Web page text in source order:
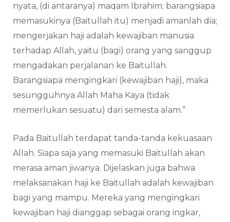
nyata, (di antaranya) maqam Ibrahim; barangsiapa
memasukinya (Baitullah itu) menjadi amanlah dia;
mengerjakan haji adalah kewajiban manusia
terhadap Allah, yaitu (bagi) orang yang sanggup
mengadakan perjalanan ke Baitullah.
Barangsiapa mengingkari (kewajiban haji), maka
sesungguhnya Allah Maha Kaya (tidak
memerlukan sesuatu) dari semesta alam.”
Pada Baitullah terdapat tanda-tanda kekuasaan
Allah. Siapa saja yang memasuki Baitullah akan
merasa aman jiwanya. Dijelaskan juga bahwa
melaksanakan haji ke Baitullah adalah kewajiban
bagi yang mampu. Mereka yang mengingkari
kewajiban haji dianggap sebagai orang ingkar,